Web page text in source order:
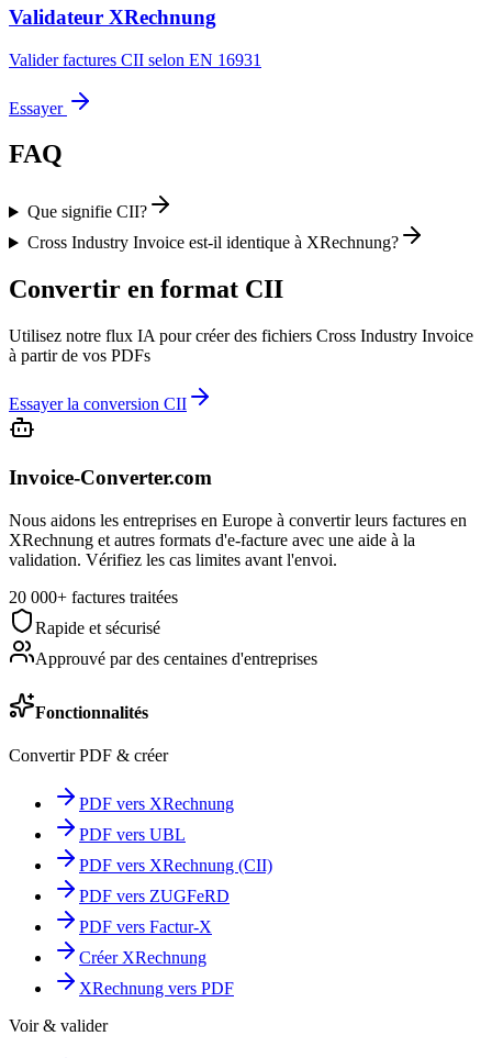
Validateur XRechnung
Valider factures CII selon EN 16931
Essayer
FAQ
Que signifie CII?
Cross Industry Invoice est-il identique à XRechnung?
Convertir en format CII
Utilisez notre flux IA pour créer des fichiers Cross Industry Invoice
à partir de vos PDFs
Essayer la conversion CII
Invoice-Converter.com
Nous aidons les entreprises en Europe à convertir leurs factures en
XRechnung et autres formats d'e-facture avec une aide à la
validation. Vérifiez les cas limites avant l'envoi.
20 000+ factures traitées
Rapide et sécurisé
Approuvé par des centaines d'entreprises
Fonctionnalités
Convertir PDF & créer
PDF vers XRechnung
PDF vers UBL
PDF vers XRechnung (CII)
PDF vers ZUGFeRD
PDF vers Factur-X
Créer XRechnung
XRechnung vers PDF
Voir & valider